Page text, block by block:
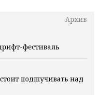
Архив
фестиваль
подшучивать над